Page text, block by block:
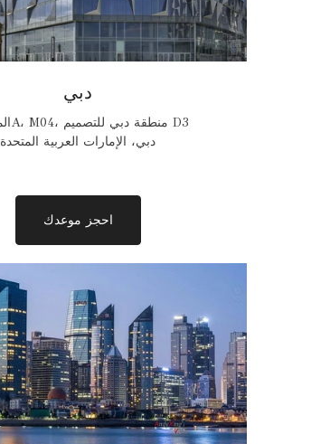
دبي
المبنى 6A، M04، منطقة دبي للتصميم D3
دبي، الإمارات العربية المتحدة
احجز موعدك